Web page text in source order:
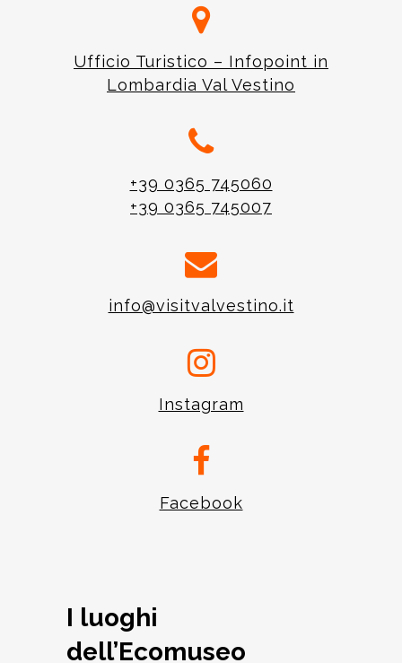
Ufficio Turistico – Infopoint in
Lombardia Val Vestino
+39 0365 745060
+39 0365 745007
info@visitvalvestino.it
Instagram
Facebook
I luoghi
dell’Ecomuseo